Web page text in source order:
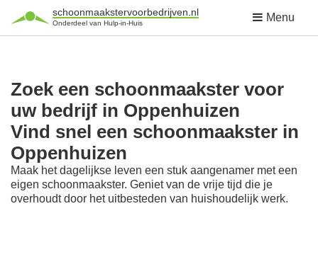
schoonmaakstervoorbedrijven.nl
Onderdeel van Hulp-in-Huis Menu
Zoek een schoonmaakster voor
uw bedrijf in Oppenhuizen
Vind snel een schoonmaakster in
Oppenhuizen
Maak het dagelijkse leven een stuk aangenamer met een
eigen schoonmaakster. Geniet van de vrije tijd die je
overhoudt door het uitbesteden van huishoudelijk werk.